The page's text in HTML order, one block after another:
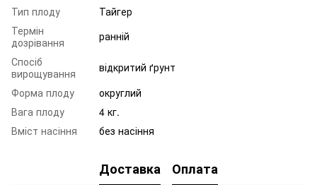
Тип плоду
Тайгер
Термін
дозрівання
ранній
Спосіб
вирощування
відкритий ґрунт
Форма плоду
округлий
Вага плоду
4 кг.
Вміст насіння
без насіння
Доставка Оплата